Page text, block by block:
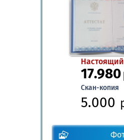
17.980
Скан-копия
5.000